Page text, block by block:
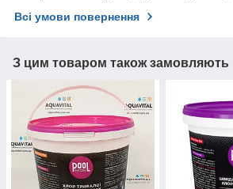
Всі умови повернення
З цим товаром також замовляють